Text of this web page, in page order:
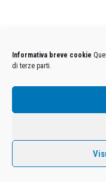
Informativa breve cookie
di terze parti.